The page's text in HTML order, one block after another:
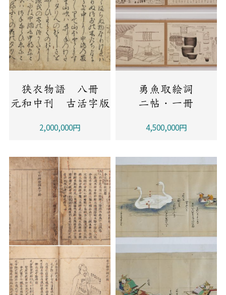
狭衣物語 八冊
元和中刊 古活字版
2,000,000円
勇魚取絵詞
二帖・一冊
4,500,000円